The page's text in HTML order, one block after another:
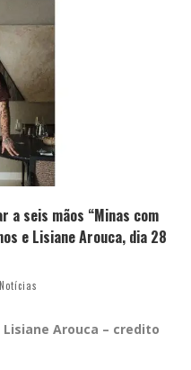
a seis mãos “Minas com
e Lisiane Arouca, dia 28
Notícias
Lisiane Arouca – credito